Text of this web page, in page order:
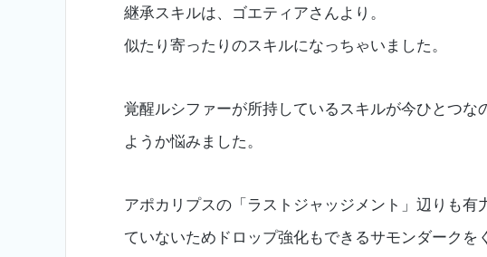
継承スキルは、ゴエティアさんより。
似たり寄ったりのスキルになっちゃいました。
覚醒ルシファーが所持しているスキルが今ひとつ
ようか悩みました。
アポカリプスの「ラストジャッジメント」辺りも
ていないためドロップ強化もできるサモンダークを